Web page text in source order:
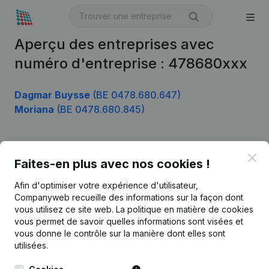
Aperçu des entreprises avec
numéro d'entreprise : 478680xxx
Dagmar Buysse (BE 0478.680.647)
Moriana (BE 0478.680.845)
Faites-en plus avec nos cookies !
Afin d'optimiser votre expérience d'utilisateur,
Companyweb recueille des informations sur la façon dont
vous utilisez ce site web. La politique en matière de cookies
vous permet de savoir quelles informations sont visées et
vous donne le contrôle sur la manière dont elles sont
utilisées.
Français
Kantorenpark Everest
248D,
Monitoring
Recherche internationale